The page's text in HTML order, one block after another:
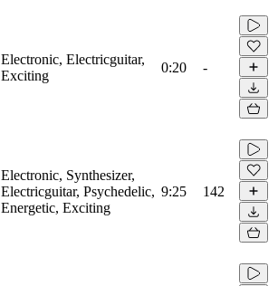
Electronic, Electricguitar,
Exciting
0:20 -
Electronic, Synthesizer,
Electricguitar, Psychedelic,
Energetic, Exciting
9:25 142